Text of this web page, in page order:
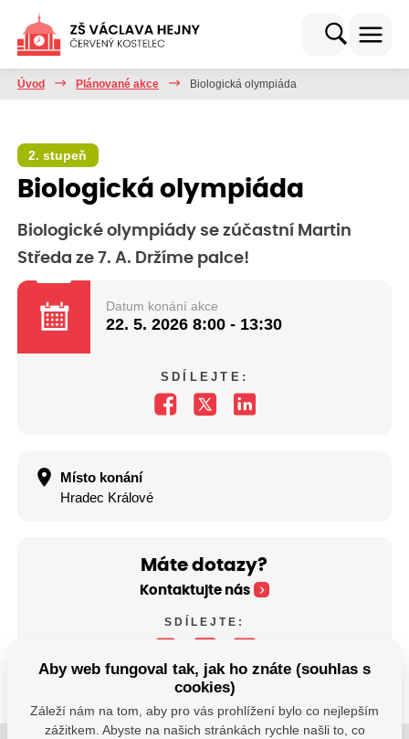
Úvod Plánované akce Biologická olympiáda
2. stupeň
Biologická olympiáda
Biologické olympiády se zúčastní Martin
Středa ze 7. A. Držíme palce!
Datum konání akce
22. 5. 2026 8:00 - 13:30
SDÍLEJTE:
Místo konání
Hradec Králové
Máte dotazy?
Kontaktujte nás
SDÍLEJTE:
Aby web fungoval tak, jak ho znáte (souhlas s
cookies)
Záleží nám na tom, aby pro vás prohlížení bylo co nejlepším
zážitkem. Abyste na našich stránkách rychle našli to, co